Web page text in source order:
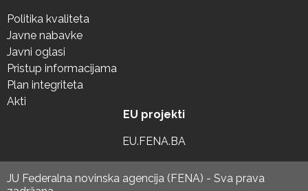
Politika kvaliteta
Javne nabavke
Javni oglasi
Pristup informacijama
Plan integriteta
Akti
EU projekti
EU.FENA.BA
JU Federalna novinska agencija (FENA) - Sva prava